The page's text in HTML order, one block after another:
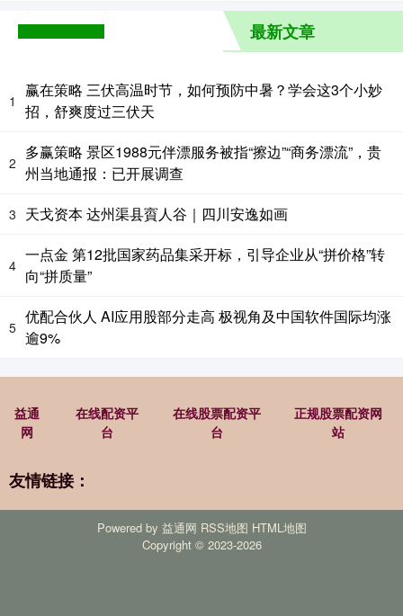
最新文章
1
赢在策略 三伏高温时节，如何预防中暑？学会这3个小妙
招，舒爽度过三伏天
2
多赢策略 景区1988元伴漂服务被指“擦边”“商务漂流”，贵
州当地通报：已开展调查
3 天戈资本 达州渠县賨人谷｜四川安逸如画
4
一点金 第12批国家药品集采开标，引导企业从“拼价格”转
向“拼质量”
5
优配合伙人 AI应用股部分走高 极视角及中国软件国际均涨
逾9%
益通
网
在线配资平
台
在线股票配资平
台
正规股票配资网
站
友情链接：
Powered by 益通网 RSS地图 HTML地图
Copyright © 2023-2026